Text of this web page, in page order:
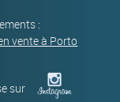
:
vente à Porto
sur